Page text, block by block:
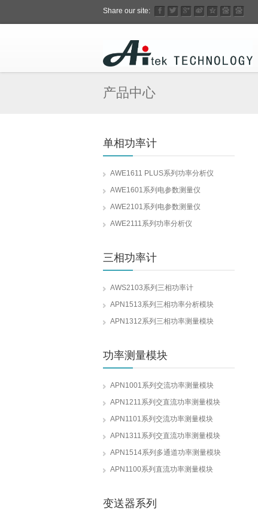
Share our site:
产品中心
单相功率计
AWE1611 PLUS系列功率分析仪
AWE1601系列电参数测量仪
AWE2101系列电参数测量仪
AWE2111系列功率分析仪
三相功率计
AWS2103系列三相功率计
APN1513系列三相功率分析模块
APN1312系列三相功率测量模块
功率测量模块
APN1001系列交流功率测量模块
APN1211系列交直流功率测量模块
APN1101系列交流功率测量模块
APN1311系列交直流功率测量模块
APN1514系列多通道功率测量模块
APN1100系列直流功率测量模块
变送器系列